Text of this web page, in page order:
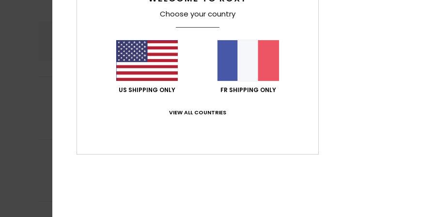
4.4
4.0
Gabriele 2 juillet 2026
Afficher original - Deutsch
5
Choose your country
US SHIPPING ONLY FR SHIPPING ONLY
VIEW ALL COUNTRIES